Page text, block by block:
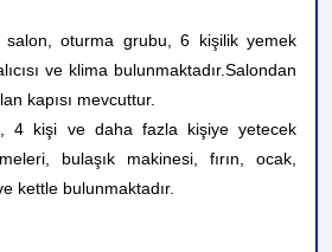
salon, oturma grubu, 6 kişilik yemek
ve klima bulunmaktadır.Salondan
kapısı mevcuttur.
4 kişi ve daha fazla kişiye yetecek
bulaşık makinesi, fırın, ocak,
kettle bulunmaktadır.